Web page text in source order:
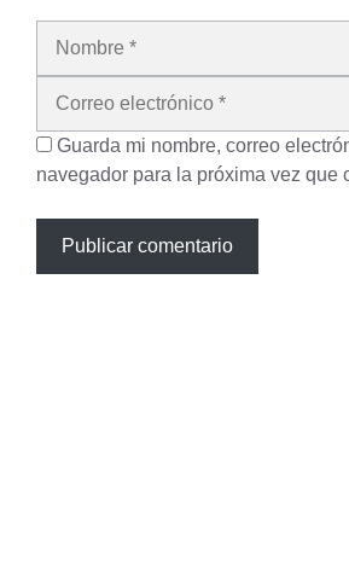
Guarda mi nombre, correo
navegador para la próxima vez que